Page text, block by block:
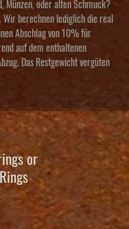
Münzen, oder alten Schmuck?
berechnen lediglich die real
Abschlag von 10% für
auf dem enthaltenen
Das Restgewicht vergüten
or